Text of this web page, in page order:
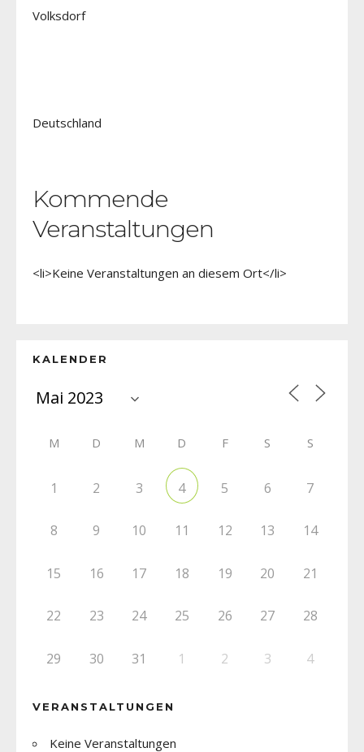
Volksdorf
Deutschland
Kommende
Veranstaltungen
<li>Keine Veranstaltungen an diesem Ort</li>
KALENDER
M D M D F S S
1 2 3 4 5 6 7
8 9 10 11 12 13 14
15 16 17 18 19 20 21
22 23 24 25 26 27 28
29 30 31 1 2 3 4
VERANSTALTUNGEN
Keine Veranstaltungen